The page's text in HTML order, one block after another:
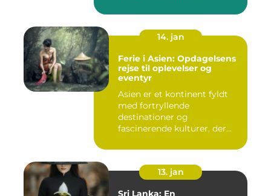
14. jan
Ferie i Asien: Opdagelsens
rejse til oplevelser og
eventyr
Asien er et kontinent fyldt
med fortryllende
destinationer og
fascinerende kulturer, der
13. jan
Sri Lanka: En